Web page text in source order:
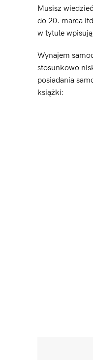
Musisz
do 20. marca
w tytule
Wynajem
stosunkowo
posiadania
książki: